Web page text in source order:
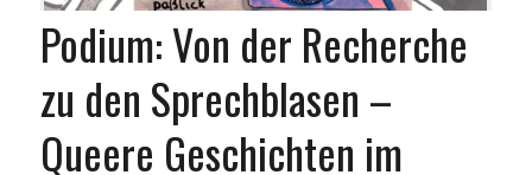
Podium: Von der Recherche
zu den Sprechblasen –
Queere Geschichten im